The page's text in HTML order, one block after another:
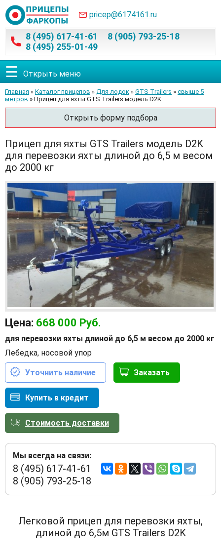
pricep@6174161.ru
8 (495) 617-41-61
8 (905) 793-25-18
8 (495) 255-01-49
☰ Открыть меню
Главная » Каталог прицепов » Для лодок » GTS Trailers » свыше 5
метров » Прицеп для яхты GTS Trailers модель D2K
Открыть форму подбора
Прицеп для яхты GTS Trailers модель D2K
для перевозки яхты длиной до 6,5 м весом
до 2000 кг
Цена: 668 000 Руб.
для перевозки яхты длиной до 6,5 м весом до 2000 кг
Лебедка, носовой упор
Уточнить наличие Заказать
Купить в кредит
Стоимость доставки
Мы всегда на связи:
8 (495) 617-41-61
8 (905) 793-25-18
Легковой прицеп для перевозки яхты,
длиной до 6,5м GTS Trailers D2K